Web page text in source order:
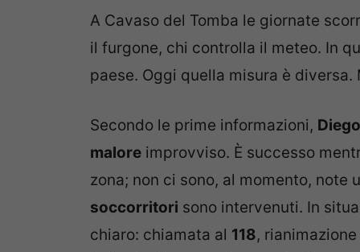
A Cavaso del Tomba le giornate
il furgone, chi controlla il meteo. In
paese. Oggi quella misura è diversa.
Secondo le prime informazioni, Diego
malore improvviso. È successo
zona; non ci sono, al momento,
soccorritori sono intervenuti. In
chiaro: chiamata al 118,